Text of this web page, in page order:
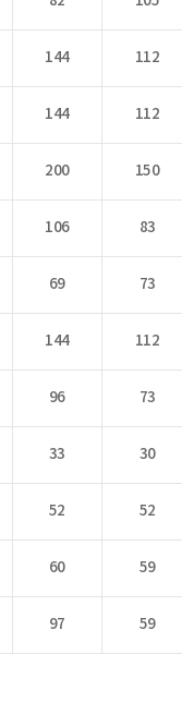
144 112
144 112
200 150
106 83
69 73
144 112
96 73
33 30
52 52
60 59
97 59